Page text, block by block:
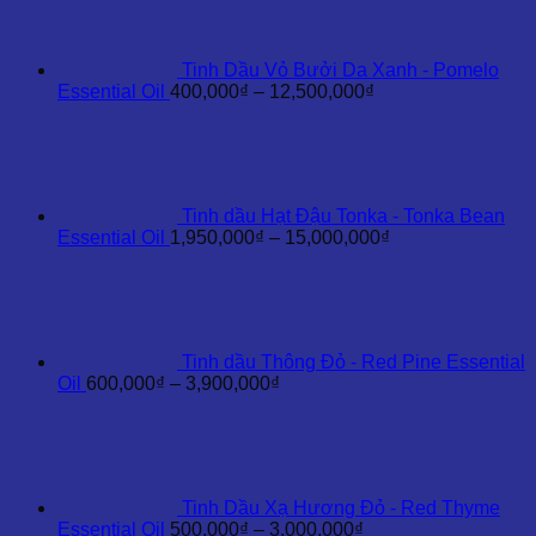
Tinh Dầu Vỏ Bưởi Da Xanh - Pomelo
Essential Oil 400,000₫ – 12,500,000₫
Tinh dầu Hạt Đậu Tonka - Tonka Bean
Essential Oil 1,950,000₫ – 15,000,000₫
Tinh dầu Thông Đỏ - Red Pine Essential
Oil 600,000₫ – 3,900,000₫
Tinh Dầu Xạ Hương Đỏ - Red Thyme
Essential Oil 500,000₫ – 3,000,000₫